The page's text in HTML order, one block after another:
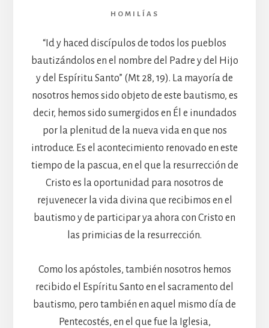
HOMILÍAS
“Id y haced discípulos de todos los pueblos
bautizándolos en el nombre del Padre y del Hijo
y del Espíritu Santo” (Mt 28, 19). La mayoría de
nosotros hemos sido objeto de este bautismo, es
decir, hemos sido sumergidos en Él e inundados
por la plenitud de la nueva vida en que nos
introduce. Es el acontecimiento renovado en este
tiempo de la pascua, en el que la resurrección de
Cristo es la oportunidad para nosotros de
rejuvenecer la vida divina que recibimos en el
bautismo y de participar ya ahora con Cristo en
las primicias de la resurrección.
Como los apóstoles, también nosotros hemos
recibido el Espíritu Santo en el sacramento del
bautismo, pero también en aquel mismo día de
Pentecostés, en el que fue la Iglesia,